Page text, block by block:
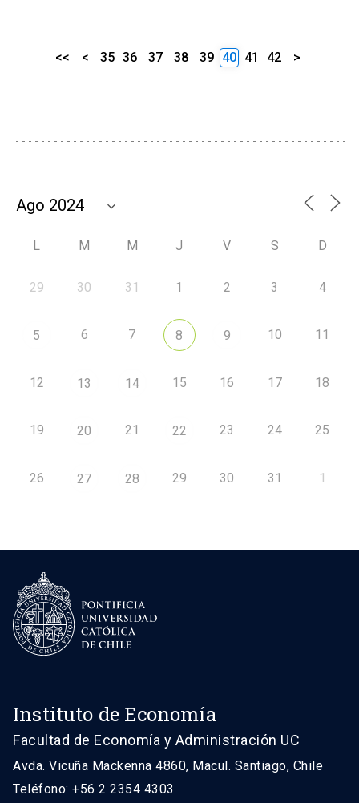
<< < 35 36 37 38 39 40 41 42 >
L M M J V S D
29 30 31 1 2 3 4
5 6 7 8 9 10 11
12 13 14 15 16 17 18
19 20 21 22 23 24 25
26 27 28 29 30 31 1
Instituto de Economía
Facultad de Economía y Administración UC
Avda. Vicuña Mackenna 4860, Macul. Santiago, Chile
Teléfono: +56 2 2354 4303